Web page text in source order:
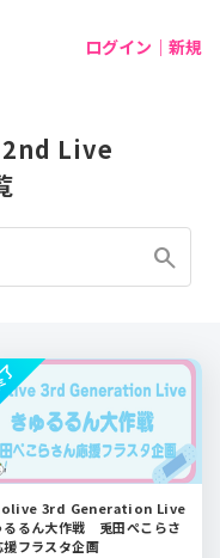
ログイン｜新規
2nd Live
search
3rd Generation Live
るるん大作戦 兎田ぺこらさ
援フラスタ企画